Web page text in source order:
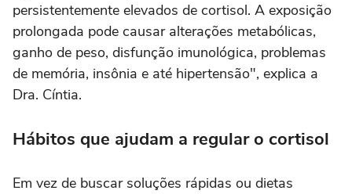
persistentemente elevados de cortisol. A exposição
prolongada pode causar alterações metabólicas,
ganho de peso, disfunção imunológica, problemas
de memória, insônia e até hipertensão", explica a
Dra. Cíntia.
Hábitos que ajudam a regular o cortisol
Em vez de buscar soluções rápidas ou dietas